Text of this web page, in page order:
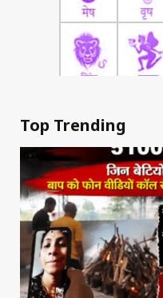
Top Trending